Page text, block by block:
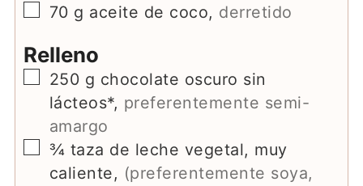
▢
70 g aceite de coco, derretido
Relleno
▢
250 g chocolate oscuro sin
lácteos*, preferentemente semi-
amargo
▢
¾ taza de leche vegetal, muy
caliente, (preferentemente soya,